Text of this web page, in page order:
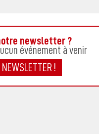
newsletter ?
événement à venir
!